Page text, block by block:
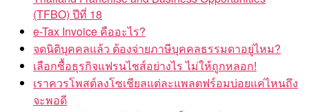
(TFBO) ปีที่ 18
e-Tax Invoice คืออะไร?
จดนิติบุคคลแล้ว ต้องจ่ายภาษีบุคคลธรรมดาอยู่ไหม?
เลือกซื้อธุรกิจแฟรนไชส์อย่างไร ไม่ให้ถูกหลอก!
เราควรโพสต์ลงโซเชียลแต่ละแพลตฟร์อมบ่อยแค่ไหนถึง
จะพอดี
การค้ายุคใหม่ ต้องใส่ใจความเป็นมนุษย์